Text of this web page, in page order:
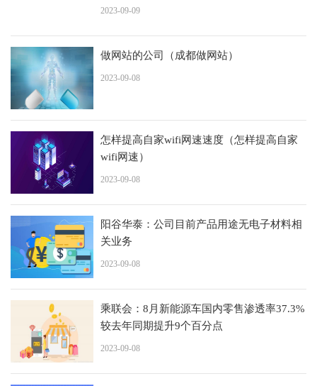
2023-09-09
做网站的公司（成都做网站）
2023-09-08
怎样提高自家wifi网速速度（怎样提高自家
wifi网速）
2023-09-08
阳谷华泰：公司目前产品用途无电子材料相
关业务
2023-09-08
乘联会：8月新能源车国内零售渗透率37.3%
较去年同期提升9个百分点
2023-09-08